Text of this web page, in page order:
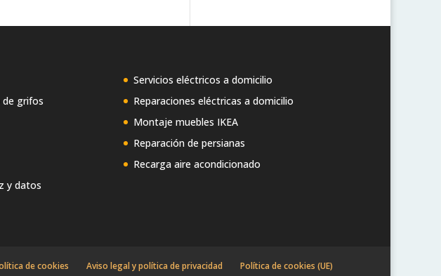
de grifos
y datos
Servicios eléctricos a domicilio
Reparaciones eléctricas a domicilio
Montaje muebles IKEA
Reparación de persianas
Recarga aire acondicionado
de cookies Aviso legal y política de privacidad Política de cookies (UE)